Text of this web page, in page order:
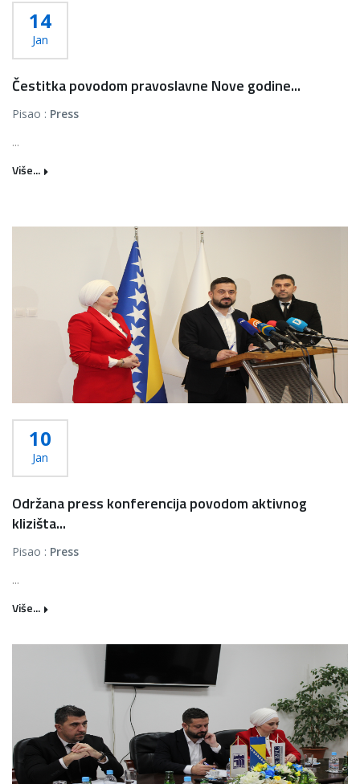
14
Jan
Čestitka povodom pravoslavne Nove godine...
Pisao : Press
...
Više...
10
Jan
Održana press konferencija povodom aktivnog
klizišta...
Pisao : Press
...
Više...